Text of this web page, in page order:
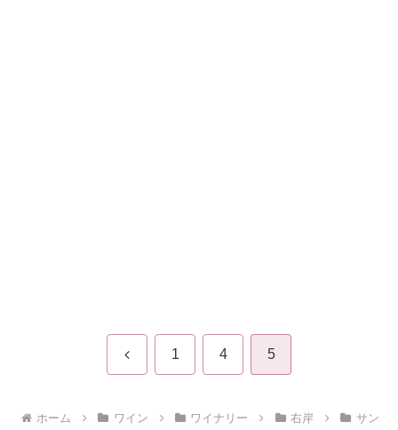
前 1 4 5
ホーム ワイン ワイナリー 右岸 サン